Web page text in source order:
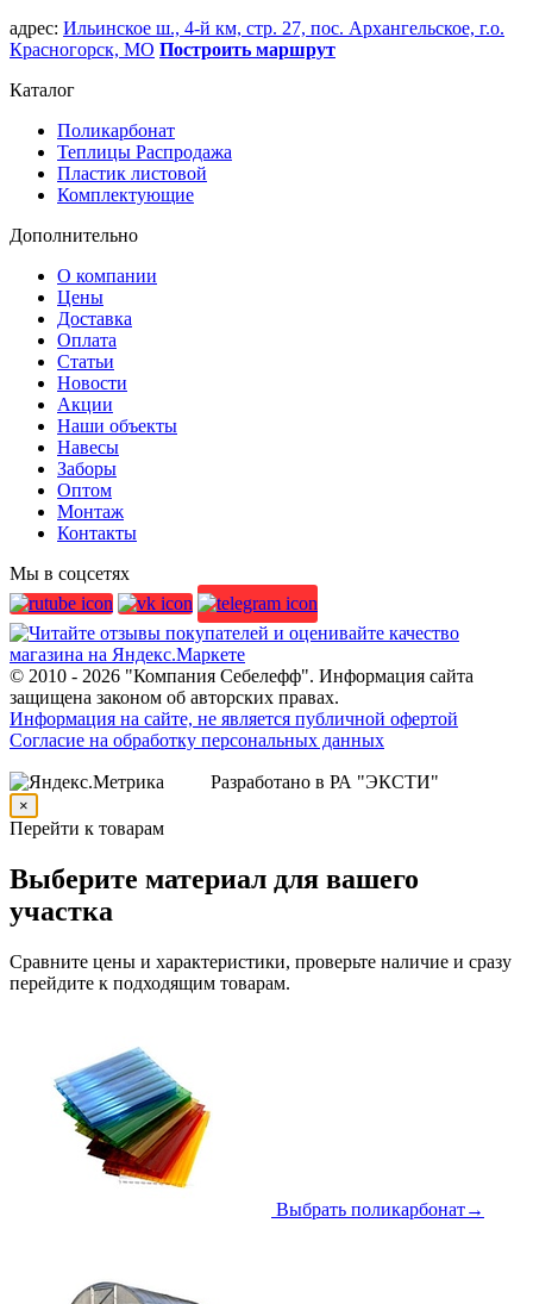
адрес: Ильинское ш., 4-й км, стр. 27, пос. Архангельское, г.о.
Красногорск, МО Построить маршрут
Каталог
Поликарбонат
Теплицы Распродажа
Пластик листовой
Комплектующие
Дополнительно
О компании
Цены
Доставка
Оплата
Статьи
Новости
Акции
Наши объекты
Навесы
Заборы
Оптом
Монтаж
Контакты
Мы в соцсетях
© 2010 - 2026 "Компания Себелефф". Информация сайта
защищена законом об авторских правах.
Информация на сайте, не является публичной офертой
Согласие на обработку персональных данных
Разработано в РА "ЭКСТИ"
×
Перейти к товарам
Выберите материал для вашего
участка
Сравните цены и характеристики, проверьте наличие и сразу
перейдите к подходящим товарам.
Выбрать поликарбонат→